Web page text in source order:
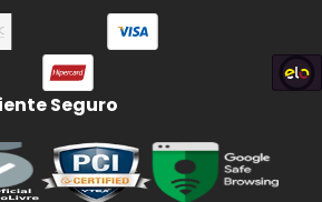
Seguro